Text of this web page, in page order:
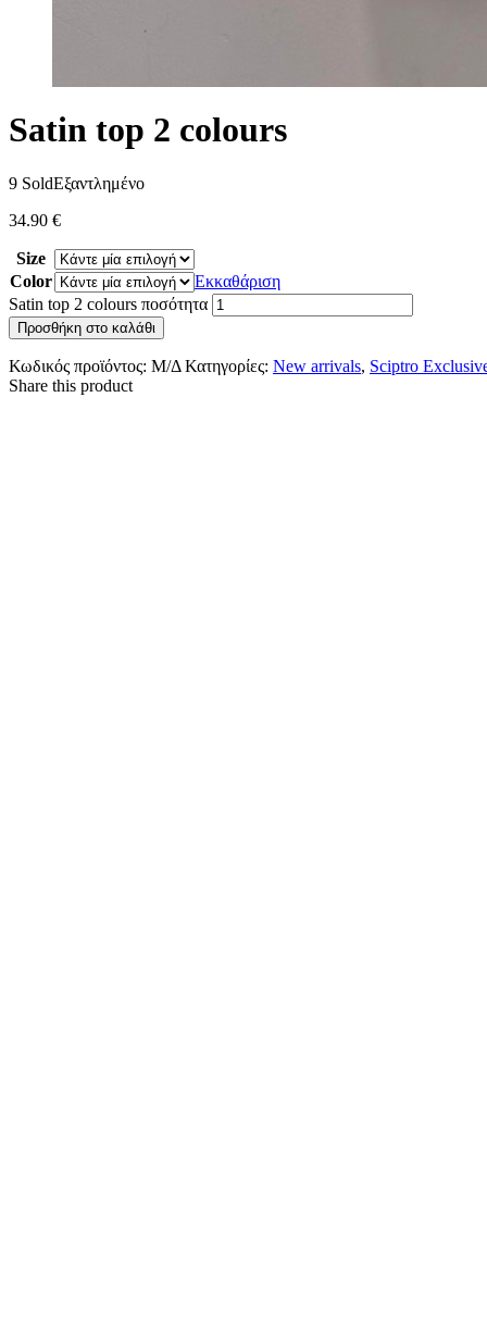
Satin top 2 colours
9 SoldΕξαντλημένο
34.90 €
Size
Color
Εκκαθάριση
Satin top 2 colours ποσότητα
Προσθήκη στο καλάθι
Κωδικός προϊόντος: Μ/Δ Κατηγορίες: New arrivals, Sciptro
Share this product